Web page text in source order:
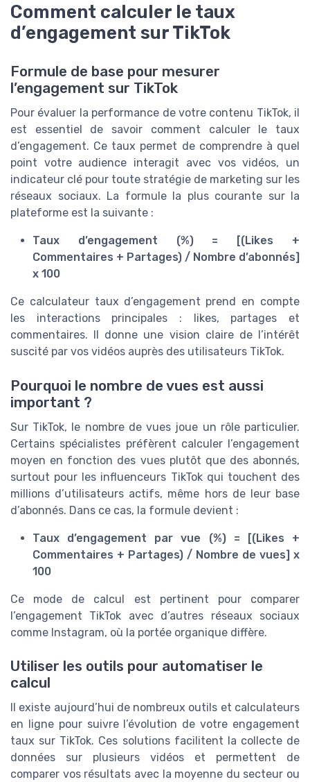
Comment calculer le taux
d’engagement sur TikTok
Formule de base pour mesurer
l’engagement sur TikTok
Pour évaluer la performance de votre contenu TikTok, il
est essentiel de savoir comment calculer le taux
d’engagement. Ce taux permet de comprendre à quel
point votre audience interagit avec vos vidéos, un
indicateur clé pour toute stratégie de marketing sur les
réseaux sociaux. La formule la plus courante sur la
plateforme est la suivante :
Taux d’engagement (%) = [(Likes +
Commentaires + Partages) / Nombre d’abonnés]
x 100
Ce calculateur taux d’engagement prend en compte
les interactions principales : likes, partages et
commentaires. Il donne une vision claire de l’intérêt
suscité par vos vidéos auprès des utilisateurs TikTok.
Pourquoi le nombre de vues est aussi
important ?
Sur TikTok, le nombre de vues joue un rôle particulier.
Certains spécialistes préfèrent calculer l’engagement
moyen en fonction des vues plutôt que des abonnés,
surtout pour les influenceurs TikTok qui touchent des
millions d’utilisateurs actifs, même hors de leur base
d’abonnés. Dans ce cas, la formule devient :
Taux d’engagement par vue (%) = [(Likes +
Commentaires + Partages) / Nombre de vues] x
100
Ce mode de calcul est pertinent pour comparer
l’engagement TikTok avec d’autres réseaux sociaux
comme Instagram, où la portée organique diffère.
Utiliser les outils pour automatiser le
calcul
Il existe aujourd’hui de nombreux outils et calculateurs
en ligne pour suivre l’évolution de votre engagement
taux sur TikTok. Ces solutions facilitent la collecte de
données sur plusieurs vidéos et permettent de
comparer vos résultats avec la moyenne du secteur ou